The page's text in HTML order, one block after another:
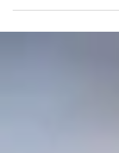
beendet wurde.